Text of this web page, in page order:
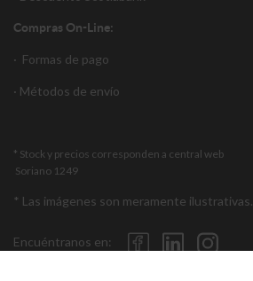
Compras On-Line:
· Formas de pago
· Métodos de envío
* Stock y precios corresponden a central web
Soriano 1249
* Las imágenes son meramente ilustrativas.
Encuéntranos en: